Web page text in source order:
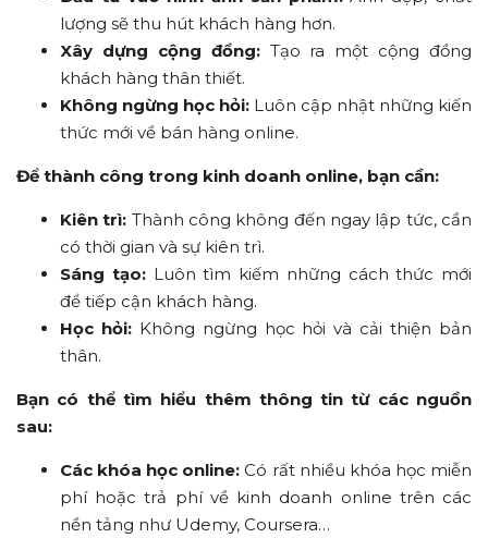
lượng sẽ thu hút khách hàng hơn.
Xây dựng cộng đồng:Tạo ra một cộng đồng
khách hàng thân thiết.
Không ngừng học hỏi: Luôn cập nhật những kiến
thức mới về bán hàng online.
Để thành công trong kinh doanh online, bạn cần:
Kiên trì: Thành công không đến ngay lập tức, cần
có thời gian và sự kiên trì.
Sáng tạo:Luôn tìm kiếm những cách thức mới
để tiếp cận khách hàng.
Học hỏi:Không ngừng học hỏi và cải thiện bản
thân.
Bạn có thể tìm hiểu thêm thông tin từ các nguồn
sau:
Các khóa học online: Có rất nhiều khóa học miễn
phí hoặc trả phí về kinh doanh online trên các
nền tảng như Udemy, Coursera…